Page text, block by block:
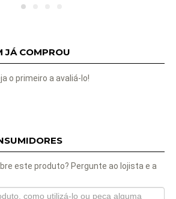
JÁ COMPROU
o primeiro a avaliá-lo!
este produto? Pergunte ao lojista e a